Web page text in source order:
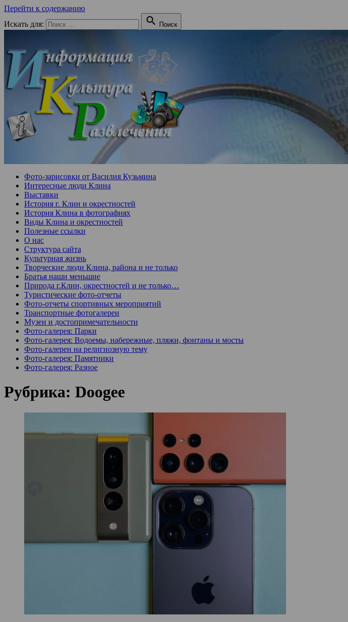
Перейти к содержанию
Искать для:
 Поиск
Фото-зарисовки от Василия Кузьмина
Интересные люди Клина
Выставки
История г. Клин и окрестностей
История Клина в фотографиях
Виды Клина и окрестностей
Полезные ссылки
О нас
Структура сайта
Культурная жизнь
Творческие люди Клина, района и не только
Братья наши меньшие
Природа г.Клин, окрестностей и не только…
Туристические фото-отчеты
Фото-отчеты спортивных мероприятий
Транспортные фотогалереи
Музеи и достопримечательности
Фото-галерея: Парки
Фото-галерея: Водоемы, набережные, пляжи, фонтаны и мосты
Фото-галереи на религиозную тему
Фото-галерея: Памятники
Фото-галерея: Разное
Рубрика: Doogee